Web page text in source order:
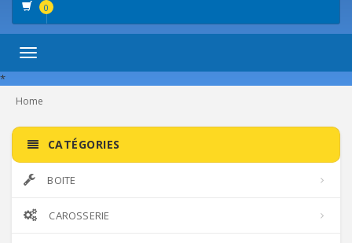
0
Toggle
*
Home
CATÉGORIES
BOITE
CAROSSERIE